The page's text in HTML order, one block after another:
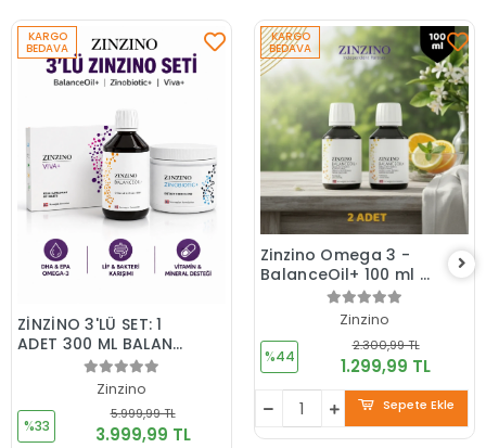
ZİNZİNO 3'LÜ SET: 1
ADET 300 ML BALANCE
OİL+, 1 ADET
ZİNOBİOTİK, 1 ADET
HEDİYE
Zinzino
%33
5.999,99 TL
3.999,99 TL
KARGO
BEDAVA
Zinzino Omega 3 -
BalanceOil+ 100 ml 2
Zinzino
%44
2.300,99 TL
1.299,99 TL
KARGO
BEDAVA
Sepete Ekle